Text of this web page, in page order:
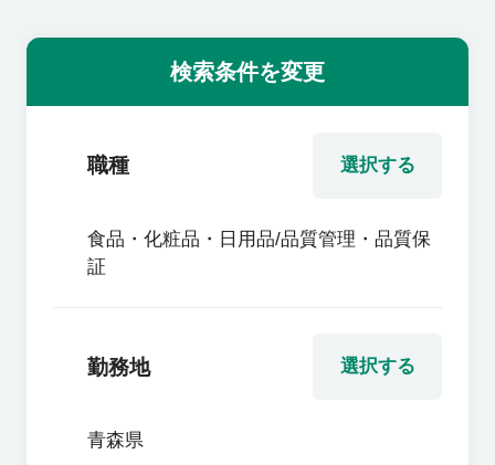
企業の担当者様
検索条件を変更
選択する
職種
食品・化粧品・日用品/品質管理・品質保
証
選択する
勤務地
青森県